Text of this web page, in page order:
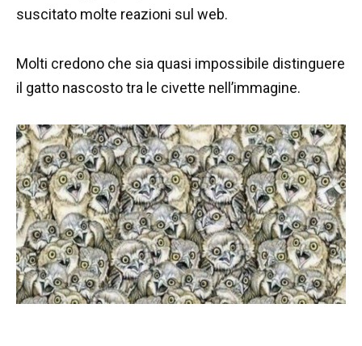
suscitato molte reazioni sul web.
Molti credono che sia quasi impossibile distinguere
il gatto nascosto tra le civette nell’immagine.